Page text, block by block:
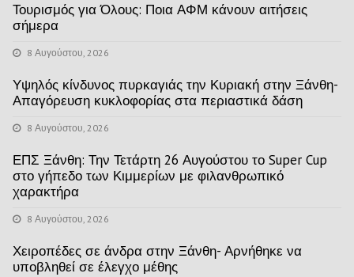
Τουρισμός για Όλους: Ποια ΑΦΜ κάνουν αιτήσεις
σήμερα
8 Αυγούστου, 2026
Υψηλός κίνδυνος πυρκαγιάς την Κυριακή στην Ξάνθη-
Απαγόρευση κυκλοφορίας στα περιαστικά δάση
8 Αυγούστου, 2026
ΕΠΣ Ξάνθη: Την Τετάρτη 26 Αυγούστου το Super Cup
στο γήπεδο των Κιμμερίων με φιλανθρωπικό
χαρακτήρα
8 Αυγούστου, 2026
Χειροπέδες σε άνδρα στην Ξάνθη- Αρνήθηκε να
υποβληθεί σε έλεγχο μέθης